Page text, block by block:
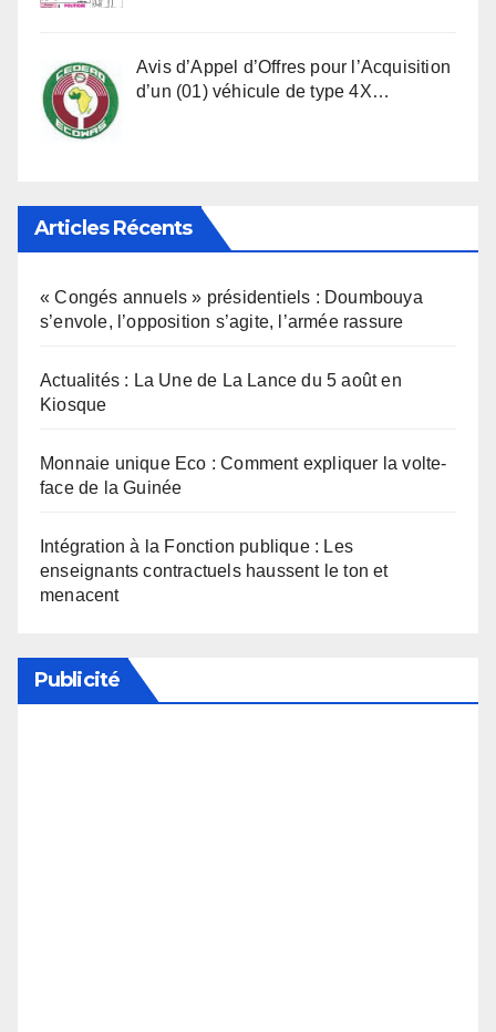
Avis d’Appel d’Offres pour l’Acquisition
d’un (01) véhicule de type 4X…
Articles Récents
« Congés annuels » présidentiels : Doumbouya
s’envole, l’opposition s’agite, l’armée rassure
Actualités : La Une de La Lance du 5 août en
Kiosque
Monnaie unique Eco : Comment expliquer la volte-
face de la Guinée
Intégration à la Fonction publique : Les
enseignants contractuels haussent le ton et
menacent
Publicité